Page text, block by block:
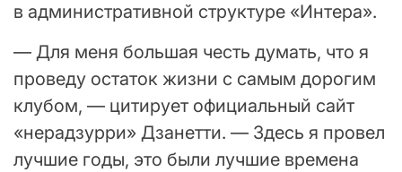
в административной структуре «Интера».
— Для меня большая честь думать, что я
проведу остаток жизни с самым дорогим
клубом, — цитирует официальный сайт
«нерадзурри» Дзанетти. — Здесь я провел
лучшие годы, это были лучшие времена